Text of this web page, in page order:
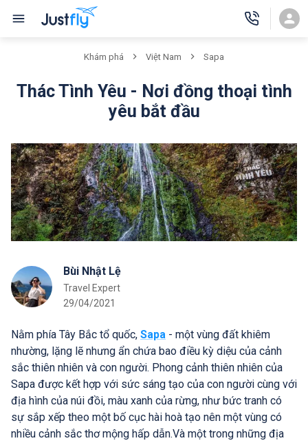
Khám phá Việt Nam Sapa
Thác Tình Yêu - Nơi đồng thoại tình
yêu bắt đầu
Bùi Nhật Lệ
Travel Expert
29/04/2021
Nằm phía Tây Bắc tổ quốc, Sapa - một vùng đất khiêm
nhường, lặng lẽ nhưng ẩn chứa bao điều kỳ diệu của cảnh
sắc thiên nhiên và con người. Phong cảnh thiên nhiên của
Sapa được kết hợp với sức sáng tạo của con người cùng với
địa hình của núi đồi, màu xanh của rừng, như bức tranh có
sự sắp xếp theo một bố cục hài hoà tạo nên một vùng có
nhiều cảnh sắc thơ mộng hấp dẫn.Và một trong những địa